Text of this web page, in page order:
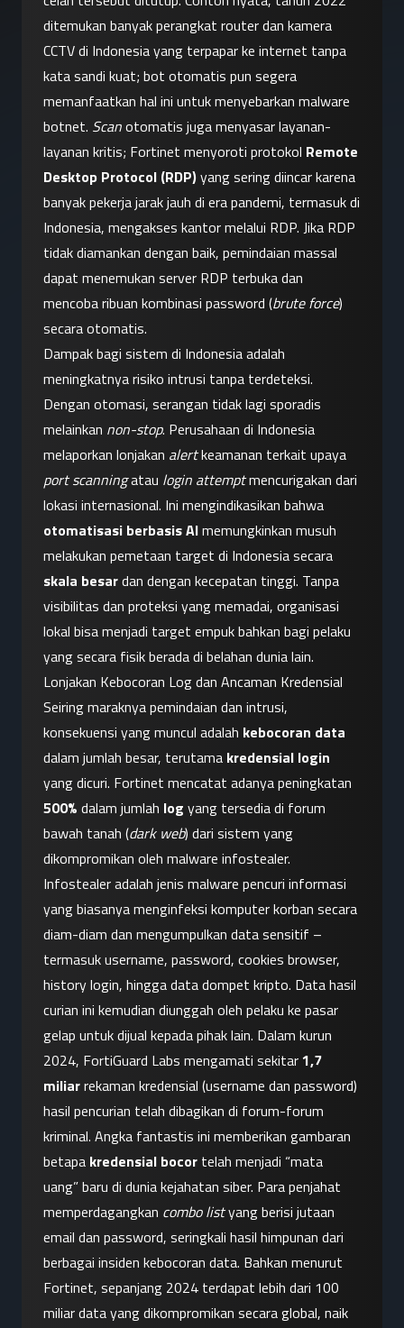
ditemukan banyak perangkat router dan kamera
CCTV di Indonesia yang terpapar ke internet tanpa
kata sandi kuat; bot otomatis pun segera
memanfaatkan hal ini untuk menyebarkan malware
botnet. Scan otomatis juga menyasar layanan-
layanan kritis; Fortinet menyoroti protokol Remote
Desktop Protocol (RDP) yang sering diincar karena
banyak pekerja jarak jauh di era pandemi, termasuk di
Indonesia, mengakses kantor melalui RDP. Jika RDP
tidak diamankan dengan baik, pemindaian massal
dapat menemukan server RDP terbuka dan
mencoba ribuan kombinasi password (brute force)
secara otomatis.
Dampak bagi sistem di Indonesia adalah
meningkatnya risiko intrusi tanpa terdeteksi.
Dengan otomasi, serangan tidak lagi sporadis
melainkan non-stop. Perusahaan di Indonesia
melaporkan lonjakan alert
port scanning atau login attempt mencurigakan dari
otomatisasi berbasis AI memungkinkan musuh
skala besar dan dengan kecepatan tinggi. Tanpa
visibilitas dan proteksi yang memadai, organisasi
lokal bisa menjadi target empuk bahkan bagi pelaku
yang secara fisik berada di belahan dunia lain.
Lonjakan Kebocoran Log dan Ancaman Kredensial
Seiring maraknya pemindaian dan intrusi,
konsekuensi yang muncul adalah kebocoran data
dalam jumlah besar, terutama kredensial login
500% dalam jumlah log yang tersedia di forum
bawah tanah (dark web) dari sistem yang
dikompromikan oleh malware infostealer.
Infostealer adalah jenis malware pencuri informasi
yang biasanya menginfeksi komputer korban secara
diam-diam dan mengumpulkan data sensitif –
termasuk username, password, cookies browser,
history login, hingga data dompet kripto. Data hasil
curian ini kemudian diunggah oleh pelaku ke pasar
gelap untuk dijual kepada pihak lain. Dalam kurun
2024, FortiGuard Labs mengamati sekitar 1,7
miliar rekaman kredensial (username dan password)
hasil pencurian telah dibagikan di forum-forum
kriminal. Angka fantastis ini memberikan gambaran
betapa kredensial bocor telah menjadi “mata
uang” baru di dunia kejahatan siber. Para penjahat
memperdagangkan combo list yang berisi jutaan
email dan password, seringkali hasil himpunan dari
berbagai insiden kebocoran data. Bahkan menurut
Fortinet, sepanjang 2024 terdapat lebih dari 100
miliar data yang dikompromikan secara global, naik